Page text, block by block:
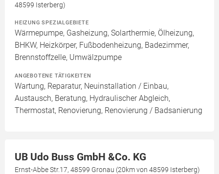
48599 Isterberg)
HEIZUNG SPEZIALGEBIETE
Wärmepumpe, Gasheizung, Solarthermie, Ölheizung,
BHKW, Heizkörper, Fußbodenheizung, Badezimmer,
Brennstoffzelle, Umwälzpumpe
ANGEBOTENE TÄTIGKEITEN
Wartung, Reparatur, Neuinstallation / Einbau,
Austausch, Beratung, Hydraulischer Abgleich,
Thermostat, Renovierung, Renovierung / Badsanierung
UB Udo Buss GmbH &Co. KG
Ernst-Abbe Str.17, 48599 Gronau (20km von 48599 Isterberg)